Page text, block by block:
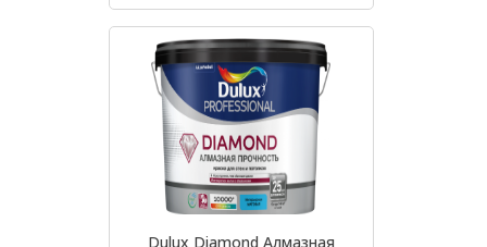
Dulux Diamond Алмазная